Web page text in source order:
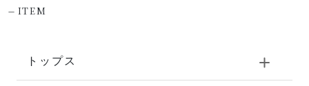
-ITEM
トップス